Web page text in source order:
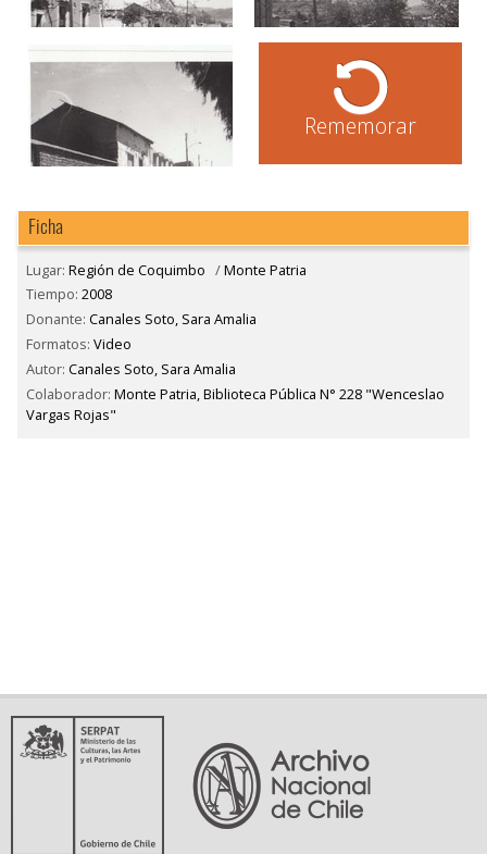
Rememorar
Ficha
Lugar: Región de Coquimbo /Monte Patria
Tiempo: 2008
Donante: Canales Soto, Sara Amalia
Formatos: Video
Autor: Canales Soto, Sara Amalia
Colaborador: Monte Patria, Biblioteca Pública N° 228 "Wenceslao
Vargas Rojas"